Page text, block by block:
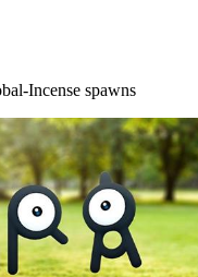
Incense spawns